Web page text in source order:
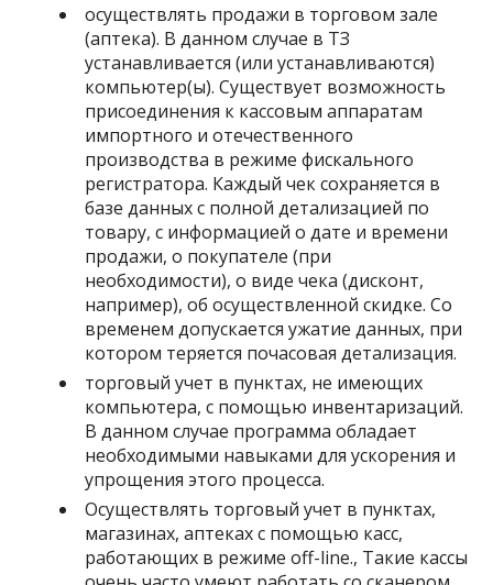
осуществлять продажи в торговом зале
(аптека). В данном случае в ТЗ
устанавливается (или устанавливаются)
компьютер(ы). Существует возможность
присоединения к кассовым аппаратам
импортного и отечественного
производства в режиме фискального
регистратора. Каждый чек сохраняется в
базе данных с полной детализацией по
товару, с информацией о дате и времени
продажи, о покупателе (при
необходимости), о виде чека (дисконт,
например), об осуществленной скидке. Со
временем допускается ужатие данных, при
котором теряется почасовая детализация.
торговый учет в пунктах, не имеющих
компьютера, с помощью инвентаризаций.
В данном случае программа обладает
необходимыми навыками для ускорения и
упрощения этого процесса.
Осуществлять торговый учет в пунктах,
магазинах, аптеках с помощью касс,
работающих в режиме off-line., Такие кассы